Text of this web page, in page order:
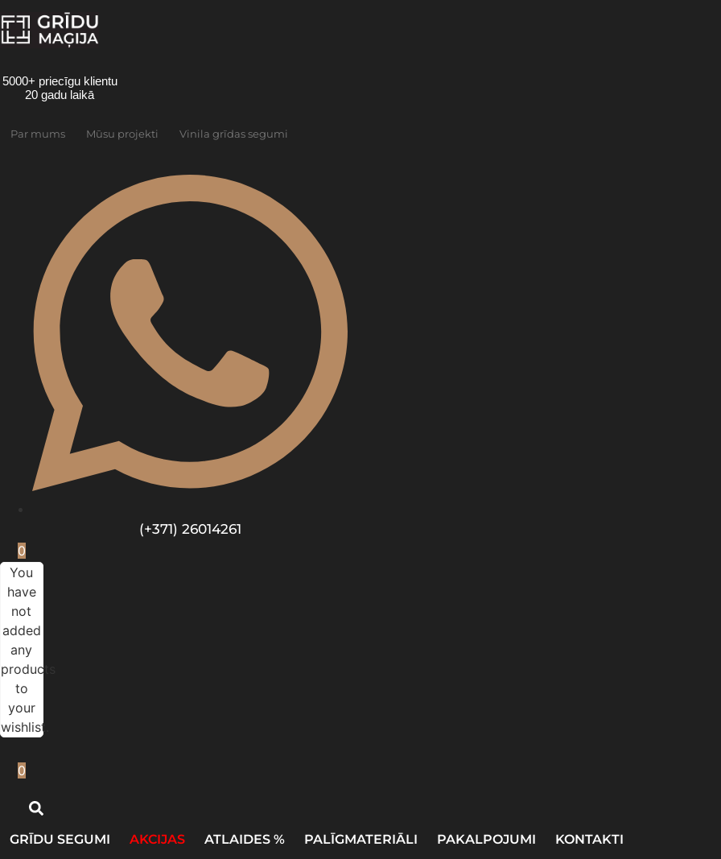
to
content
5000+ priecīgu klientu
20 gadu laikā
Par mums Mūsu projekti Vinila grīdas segumi
(+371) 26014261
0
You
have
not
added
any
products
to
your
wishlist.
0
GRĪDU SEGUMI AKCIJAS ATLAIDES % PALĪGMATERIĀLI PAKALPOJUMI KONTAKTI